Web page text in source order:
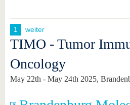
1 weiter
TIMO - Tumor
Oncology
May 22th - May 24th 2025,